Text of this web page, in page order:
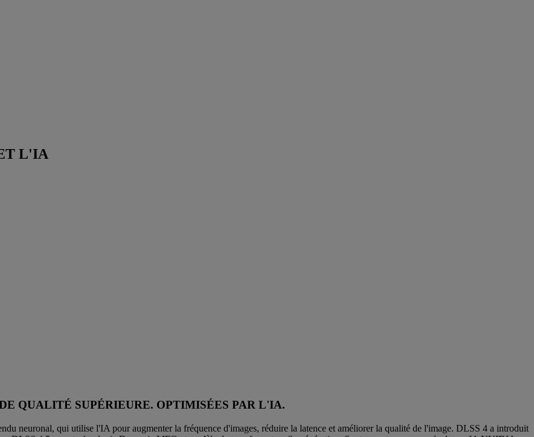
L'IA
QUALITÉ SUPÉRIEURE. OPTIMISÉES PAR L'IA.
neuronal, qui utilise l'IA pour augmenter la fréquence d'images, réduire la latence et améliorer la qualité de l'image. DLSS 4 a introduit